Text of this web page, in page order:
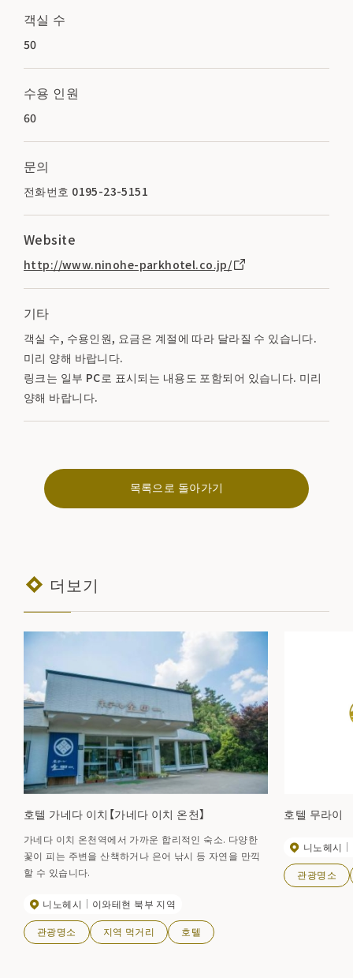
객실 수
50
수용 인원
60
문의
전화번호 0195-23-5151
Website
http://www.ninohe-parkhotel.co.jp/
기타
객실 수, 수용인원, 요금은 계절에 따라 달라질 수 있습니다.
미리 양해 바랍니다.
링크는 일부 PC로 표시되는 내용도 포함되어 있습니다. 미리
양해 바랍니다.
목록으로 돌아가기
더보기
호텔 가네다 이치【가네다 이치 온천】
가네다 이치 온천역에서 가까운 합리적인 숙소. 다양한
꽃이 피는 주변을 산책하거나 은어 낚시 등 자연을 만끽
할 수 있습니다.
니노헤시 이와테현 북부 지역
관광명소 지역 먹거리 호텔
호텔 무라이
니노헤시
관광명소